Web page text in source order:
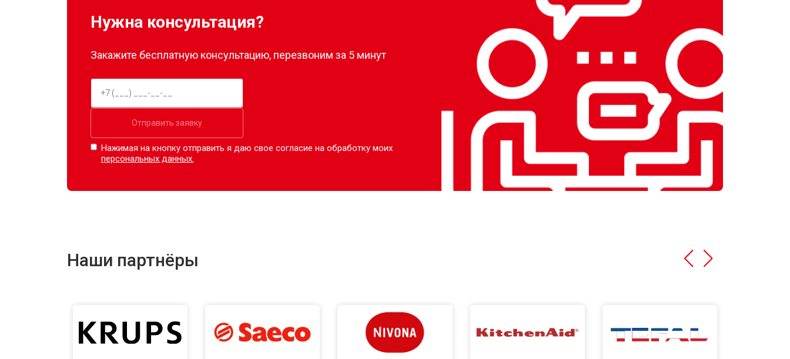
Нужна консультация?
Закажите бесплатную консультацию, перезвоним за 5 минут
Отправить заявку
Нажимая на кнопку отправить я даю свое согласие на обработку моих
персональных данных.
Наши партнёры